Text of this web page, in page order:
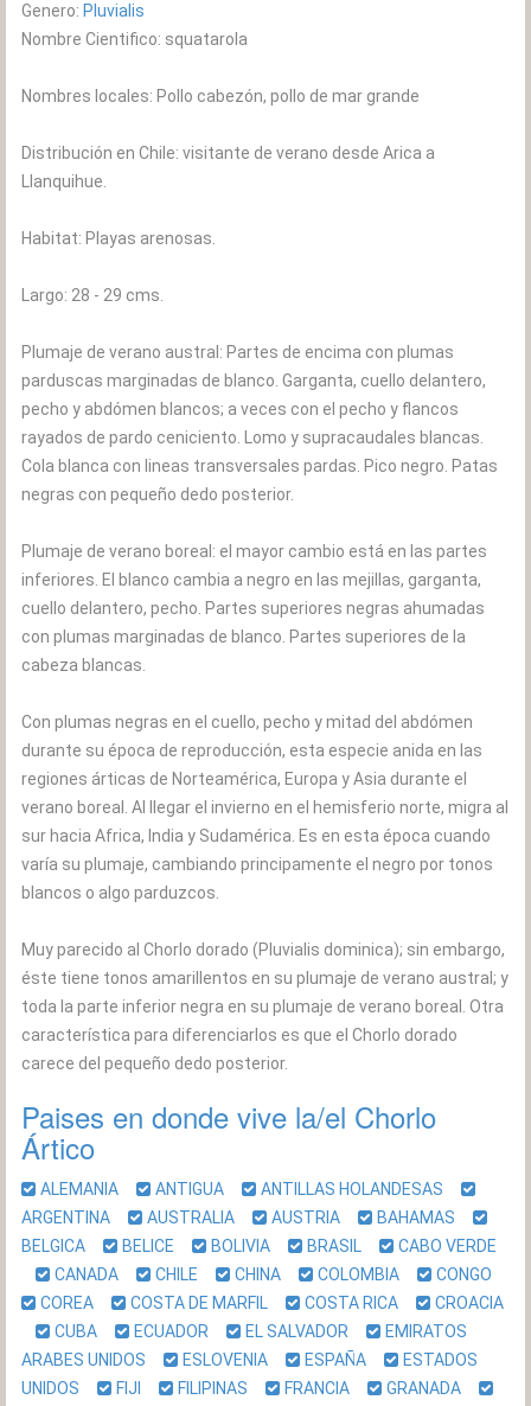
Genero: Pluvialis
Nombre Cientifico: squatarola
Nombres locales: Pollo cabezón, pollo de mar grande
Distribución en Chile: visitante de verano desde Arica a
Llanquihue.
Habitat: Playas arenosas.
Largo: 28 - 29 cms.
Plumaje de verano austral: Partes de encima con plumas
parduscas marginadas de blanco. Garganta, cuello delantero,
pecho y abdómen blancos; a veces con el pecho y flancos
rayados de pardo ceniciento. Lomo y supracaudales blancas.
Cola blanca con lineas transversales pardas. Pico negro. Patas
negras con pequeño dedo posterior.
Plumaje de verano boreal: el mayor cambio está en las partes
inferiores. El blanco cambia a negro en las mejillas, garganta,
cuello delantero, pecho. Partes superiores negras ahumadas
con plumas marginadas de blanco. Partes superiores de la
cabeza blancas.
Con plumas negras en el cuello, pecho y mitad del abdómen
durante su época de reproducción, esta especie anida en las
regiones árticas de Norteamérica, Europa y Asia durante el
verano boreal. Al llegar el invierno en el hemisferio norte, migra al
sur hacia Africa, India y Sudamérica. Es en esta época cuando
varía su plumaje, cambiando principamente el negro por tonos
blancos o algo parduzcos.
Muy parecido al Chorlo dorado (Pluvialis dominica); sin embargo,
éste tiene tonos amarillentos en su plumaje de verano austral; y
toda la parte inferior negra en su plumaje de verano boreal. Otra
característica para diferenciarlos es que el Chorlo dorado
carece del pequeño dedo posterior.
Paises en donde vive la/el Chorlo
Ártico
ALEMANIA ANTIGUA
ANTILLAS HOLANDESAS
ARGENTINA
AUSTRALIA AUSTRIA
BAHAMAS
BELGICA
BELICE BOLIVIA BRASIL
CABO VERDE
CANADA
CHILE CHINA COLOMBIA
CONGO
COREA
COSTA DE MARFIL COSTA RICA
CROACIA
CUBA
ECUADOR EL SALVADOR
EMIRATOS
ARABES UNIDOS
ESLOVENIA ESPAÑA
ESTADOS
UNIDOS
FIJI FILIPINAS FRANCIA
GRANADA